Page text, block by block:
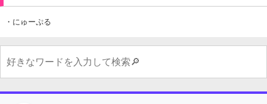
・にゅーぷる